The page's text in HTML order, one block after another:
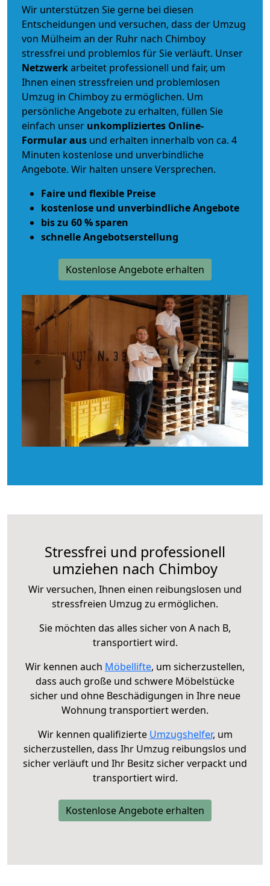
Wir unterstützen Sie gerne bei diesen
Entscheidungen und versuchen, dass der Umzug
von Mülheim an der Ruhr nach Chimboy
stressfrei und problemlos für Sie verläuft. Unser
Netzwerkarbeitet professionell und fair, um
Ihnen einen stressfreien und problemlosen
Umzug in Chimboy zu ermöglichen. Um
persönliche Angebote zu erhalten, füllen Sie
einfach unser unkompliziertes Online-
Formular aus und erhalten innerhalb von ca. 4
Minuten kostenlose und unverbindliche
Angebote. Wir halten unsere Versprechen.
Faire und flexible Preise
kostenlose und unverbindliche Angebote
bis zu 60 % sparen
schnelle Angebotserstellung
Kostenlose Angebote erhalten
Stressfrei und professionell
umziehen nach Chimboy
Wir versuchen, Ihnen einen reibungslosen und
stressfreien Umzug zu ermöglichen.
Sie möchten das alles sicher von A nach B,
transportiert wird.
Wir kennen auch Möbellifte, um sicherzustellen,
dass auch große und schwere Möbelstücke
sicher und ohne Beschädigungen in Ihre neue
Wohnung transportiert werden.
Wir kennen qualifizierte Umzugshelfer, um
sicherzustellen, dass Ihr Umzug reibungslos und
sicher verläuft und Ihr Besitz sicher verpackt und
transportiert wird.
Kostenlose Angebote erhalten